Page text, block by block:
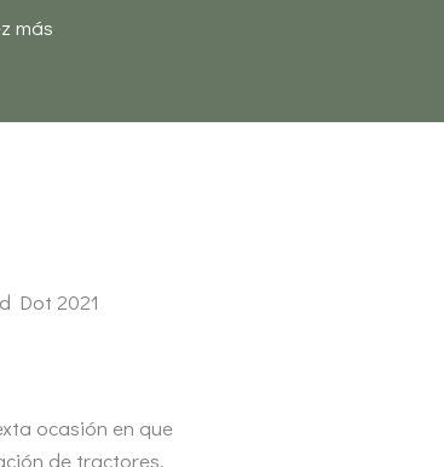
más
Dot 2021
ocasión en que
de tractores.